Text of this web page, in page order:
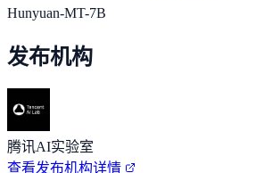
Hunyuan-MT-7B
发布机构
腾讯AI实验室
查看发布机构详情